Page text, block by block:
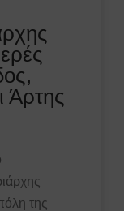
Άρτης
της